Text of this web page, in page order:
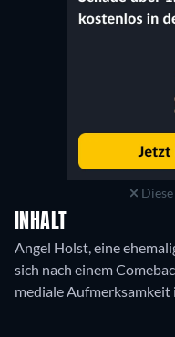
INHALT
Angel Holst, eine
sich nach einem
mediale Aufmerksamkeit